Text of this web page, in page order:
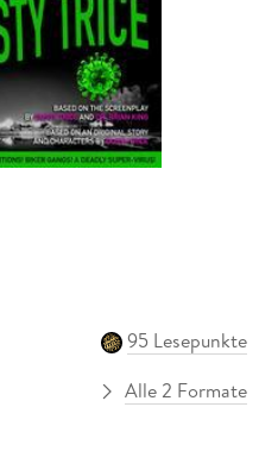
95 Lesepunkte
Alle 2 Formate